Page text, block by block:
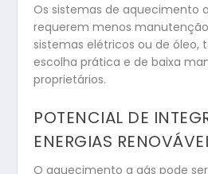
Os sistemas de aquecimento
requerem menos
sistemas elétricos ou de óleo,
escolha prática e de baixa
proprietários.
POTENCIAL DE
ENERGIAS
O aquecimento a gás pode